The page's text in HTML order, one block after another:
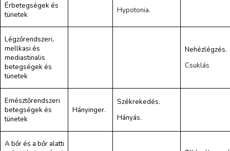
Érbetegségek és
tünetek
Hypotonia.
Légzőrendszeri,
mellkasi és
mediastinalis
betegségek és
tünetek
Nehézlégzés.
Csuklás
Emésztőrendszeri
betegségek és
tünetek
Hányinger.
Székrekedés.
Hányás.
A bőr és a bőr alatti